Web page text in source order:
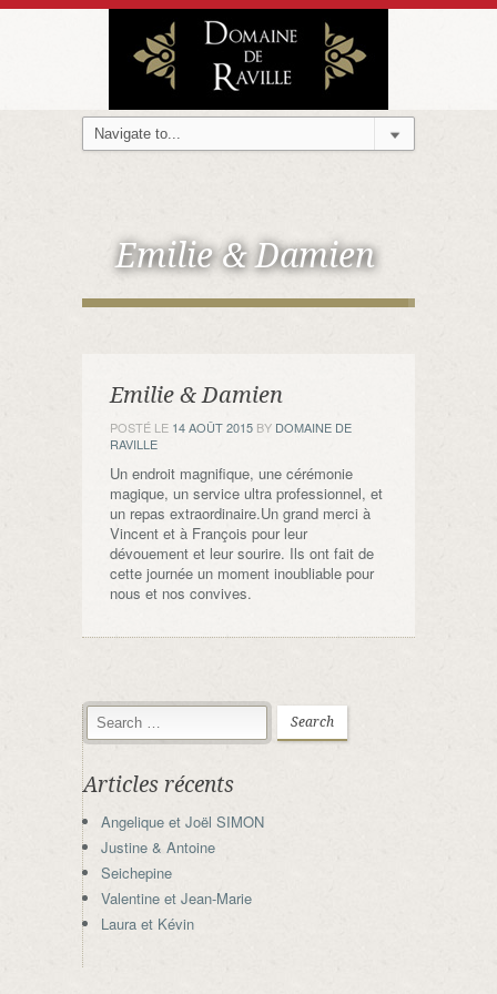
Emilie & Damien
Emilie & Damien
POSTÉ LE 14 AOÛT 2015 BY DOMAINE DE
RAVILLE
Un endroit magnifique, une cérémonie
magique, un service ultra professionnel, et
un repas extraordinaire.Un grand merci à
Vincent et à François pour leur
dévouement et leur sourire. Ils ont fait de
cette journée un moment inoubliable pour
nous et nos convives.
Articles récents
Angelique et Joël SIMON
Justine & Antoine
Seichepine
Valentine et Jean-Marie
Laura et Kévin